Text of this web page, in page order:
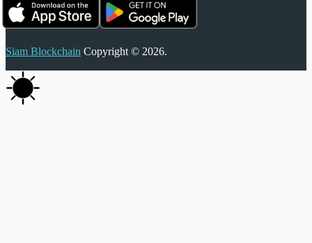
Siam Blockchain Copyright © 2026.